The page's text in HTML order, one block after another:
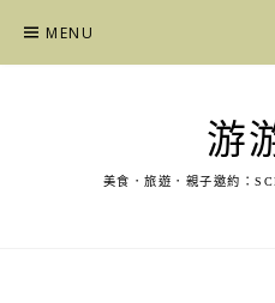
content
MENU
游
美食．旅遊．親子邀約：